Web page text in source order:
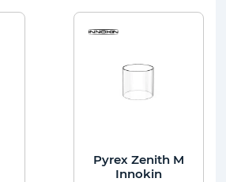
Pyrex Zenith M
Innokin